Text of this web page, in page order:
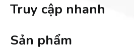
Truy cập nhanh
Sản phẩm